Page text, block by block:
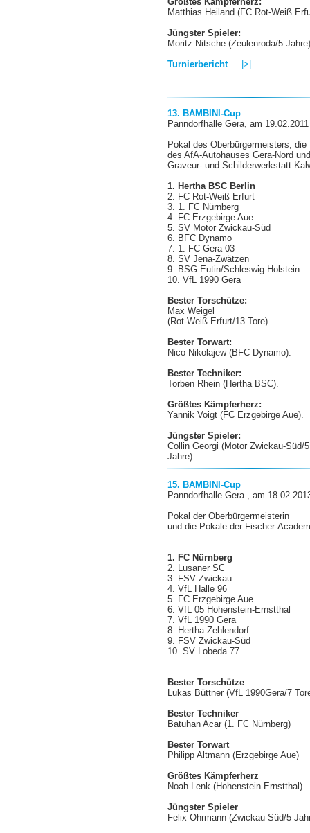
Matthias Heiland(FC Rot-Weiß
Jüngster Spieler:
Moritz Nitsche(Zeulenroda/5
Turnierbericht ... |>|
13. BAMBINI-Cup
Panndorfhalle Gera, am 19.02.2011
Pokal des Oberbürgermeisters, die
des AfA-Autohauses Gera-Nord
Graveur- und Schilderwerkstatt
1. Hertha BSC Berlin
2. FC Rot-Weiß Erfurt
3. 1. FC Nürnberg
4. FC Erzgebirge Aue
5. SV Motor Zwickau-Süd
6. BFC Dynamo
7. 1. FC Gera 03
8. SV Jena-Zwätzen
9. BSG Eutin/Schleswig-Holstein
10. VfL 1990 Gera
Bester Torschütze:
Max Weigel
(Rot-Weiß Erfurt/13 Tore).
Bester Torwart:
Nico Nikolajew (BFC Dynamo).
Bester Techniker:
Torben Rhein (Hertha BSC).
Größtes Kämpferherz:
Yannik Voigt (FC Erzgebirge Aue).
Jüngster Spieler:
Collin Georgi(Motor Zwickau-Süd/5
Jahre).
15. BAMBINI-Cup
Panndorfhalle Gera , am
Pokal der Oberbürgermeisterin
und die Pokale der Fischer-
1. FC Nürnberg
2. Lusaner SC
3. FSV Zwickau
4. VfL Halle 96
5. FC Erzgebirge Aue
6. VfL 05 Hohenstein-Ernstthal
7. VfL 1990 Gera
8. Hertha Zehlendorf
9. FSV Zwickau-Süd
10. SV Lobeda 77
Bester Torschütze
Lukas Büttner (VfL 1990Gera/7
Bester Techniker
Batuhan Acar (1. FC Nürnberg)
Bester Torwart
Philipp Altmann (Erzgebirge Aue)
Größtes Kämpferherz
Noah Lenk (Hohenstein-Ernstthal)
Jüngster Spieler
Felix Ohrmann (Zwickau-Süd/5